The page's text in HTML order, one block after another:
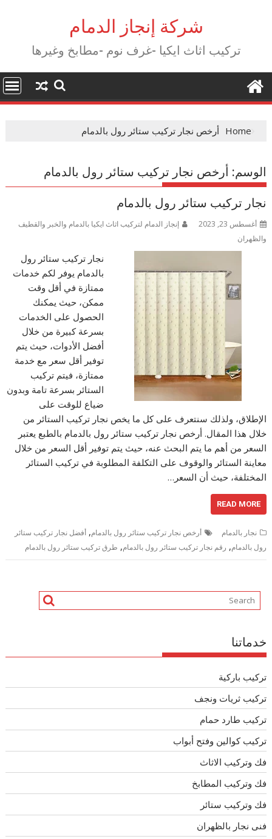
شركة إنجاز الدمام
تركيب اثاث ايكيا -غرف نوم -مطابخ وغيرها
Home أرخص نجار تركيب ستائر رول بالدمام
الوسم: أرخص نجار تركيب ستائر رول بالدمام
نجار تركيب ستائر رول بالدمام
أغسطس 23, 2023
إنجاز الدمام لتركيب اثاث ايكيا بالدمام والخبر والقطيف
والظهران
نجار تركيب ستائر رول
بالدمام يوفر لكم خدمات
ممتازة في أقل وقت
ممكن، حيث يمكنك
الحصول على الخدمات
بسرعة كبيرة من خلال
أفضل الأدوات، حيث يتم
توفير أقل سعر مع خدمة
ممتازة، فيتم تركيب
الستائر بسرعة تامة وبدون
ضياع للوقت على
الإطلاق، ولذلك سنتعرف على كل ما يخص نجار تركيب الستائر من
خلال هذا المقال. أرخص نجار تركيب ستائر رول بالدمام بالطبع يعتبر
السعر من أهم ما يتم البحث عنه، حيث يتم توفير أقل السعر من خلال
معاينة الستائر والوقوف على التكلفة المطلوبة في تركيب الستائر
المختلفة، حيث أن السعر…
READ MORE
نجار بالدمام أرخص نجار تركيب ستائر رول بالدمام,أفضل نجار تركيب ستائر
رول بالدمام, رقم نجار تركيب ستائر رول بالدمام, طرق تركيب ستائر رول بالدمام
خدماتنا
تركيب باركية
تركيب ثريات ونجف
تركيب طارد حمام
تركيب كوالين وفتح أبواب
فك وتركيب الاثاث
فك وتركيب المطابخ
فك وتركيب ستائر
فنى نجار بالظهران